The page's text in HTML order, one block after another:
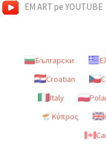
EM ART pe YOUTUBE
Български
Croatian
Italy
Κύπρος